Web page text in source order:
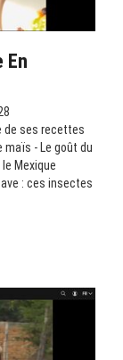
En
de ses recettes
maïs - Le goût du
Mexique
: ces insectes